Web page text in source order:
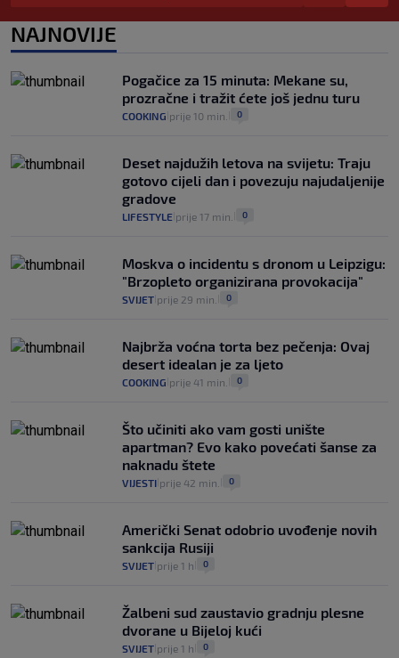
14
zdravstvenu iskaznicu". Kakva su prava
pacijenata izvan mjesta prebivališta?
VIJESTI
NAJNOVIJE
Pogačice za 15 minuta: Mekane su,
prozračne i tražit ćete još jednu turu
COOKING prije 10 min. 0
Deset najdužih letova na svijetu: Traju
gotovo cijeli dan i povezuju najudaljenije
gradove
LIFESTYLE prije 17 min. 0
Moskva o incidentu s dronom u Leipzigu:
"Brzopleto organizirana provokacija"
SVIJET prije 29 min. 0
Najbrža voćna torta bez pečenja: Ovaj
desert idealan je za ljeto
COOKING prije 41 min. 0
Što učiniti ako vam gosti unište
apartman? Evo kako povećati šanse za
naknadu štete
VIJESTI prije 42 min. 0
Američki Senat odobrio uvođenje novih
sankcija Rusiji
SVIJET prije 1 h 0
Žalbeni sud zaustavio gradnju plesne
dvorane u Bijeloj kući
SVIJET prije 1 h 0